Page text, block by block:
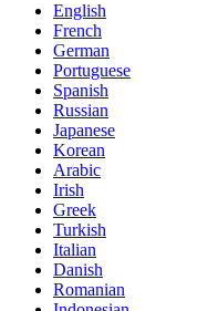
English
French
German
Portuguese
Spanish
Russian
Japanese
Korean
Arabic
Irish
Greek
Turkish
Italian
Danish
Romanian